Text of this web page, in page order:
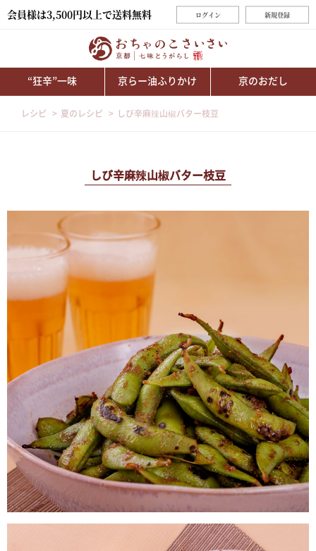
会員様は3,500円以上で送料無料 ログイン 新規登録
“狂辛”一味 京らー油ふりかけ 京のおだし
レシピ 夏のレシピ しび辛麻辣山椒バター枝豆
しび辛麻辣山椒バター枝豆